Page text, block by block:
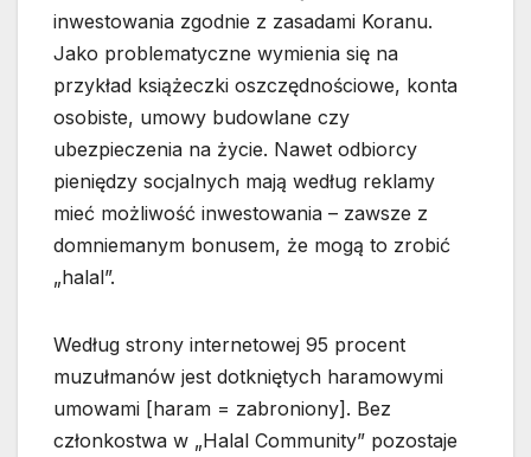
inwestowania zgodnie z zasadami Koranu.
Jako problematyczne wymienia się na
przykład książeczki oszczędnościowe, konta
osobiste, umowy budowlane czy
ubezpieczenia na życie. Nawet odbiorcy
pieniędzy socjalnych mają według reklamy
mieć możliwość inwestowania – zawsze z
domniemanym bonusem, że mogą to zrobić
„halal”.
Według strony internetowej 95 procent
muzułmanów jest dotkniętych haramowymi
umowami [haram = zabroniony]. Bez
członkostwa w „Halal Community” pozostaje